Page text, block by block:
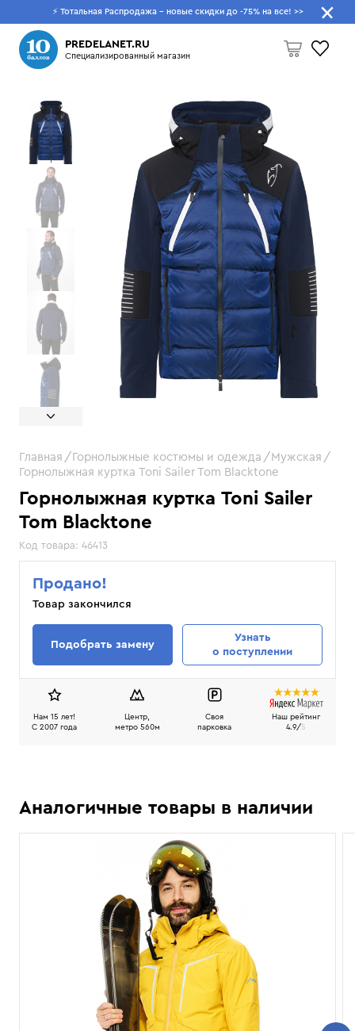
⚡ Тотальная Распродажа - новые скидки до -75% на все! >>
PREDELANET.RU
Специализированный магазин
Пусто
Что будем искать?
Горнолыжная куртка Toni Sailer
Tom Blacktone
Код товара: 46413
Главная Горнолыжные костюмы и одежда
Мужская
Горнолыжная куртка Toni Sailer Tom Blacktone
Продано!
Товар закончился
Подобрать замену
Узнать
о поступлении
Нам 15 лет!
C 2007 года
Центр,
метро 560м
Своя
парковка
Наш рейтинг
4.9/5
Аналогичные товары в наличии